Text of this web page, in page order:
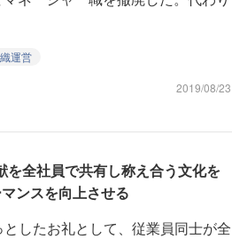
運営
2019/08/23
全社員で共有し称え合う文化を
ンスを向上させる
したお礼として、従業員同士が全